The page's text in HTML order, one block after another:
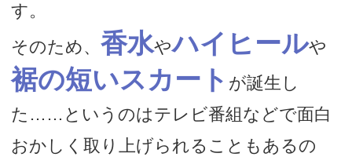
す。
そのため、 香水やハイヒールや
裾の短いスカート が誕生し
た……というのはテレビ番組などで面白
おかしく取り上げられることもあるの